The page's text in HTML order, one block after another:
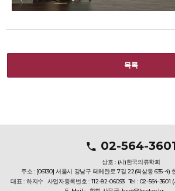
목록
02-564-
상호 : (사)한국의류학회
주소 : [06130] 서울시 강남구 테헤란로 7길 22(역삼동 635-4)
대표 : 하지수 사업자등록번호 : 112-82-06093 Tel : 02-564-3601